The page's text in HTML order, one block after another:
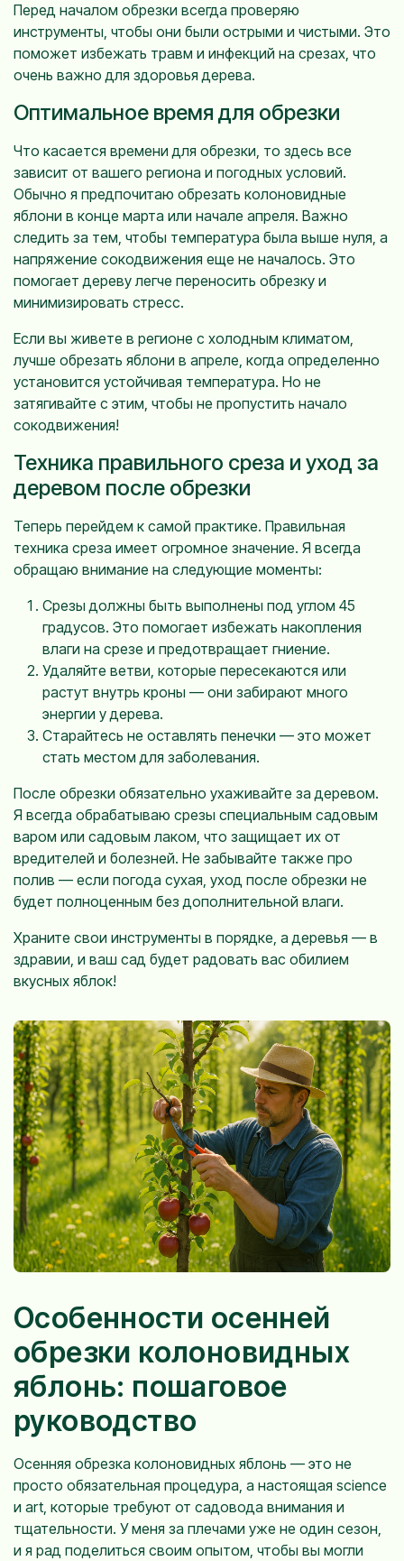
Перед началом обрезки всегда проверяю
инструменты, чтобы они были острыми и чистыми. Это
поможет избежать травм и инфекций на срезах, что
очень важно для здоровья дерева.
Оптимальное время для обрезки
Что касается времени для обрезки, то здесь все
зависит от вашего региона и погодных условий.
Обычно я предпочитаю обрезать колоновидные
яблони в конце марта или начале апреля. Важно
следить за тем, чтобы температура была выше нуля, а
напряжение сокодвижения еще не началось. Это
помогает дереву легче переносить обрезку и
минимизировать стресс.
Если вы живете в регионе с холодным климатом,
лучше обрезать яблони в апреле, когда определенно
установится устойчивая температура. Но не
затягивайте с этим, чтобы не пропустить начало
сокодвижения!
Техника правильного среза и уход за
деревом после обрезки
Теперь перейдем к самой практике. Правильная
техника среза имеет огромное значение. Я всегда
обращаю внимание на следующие моменты:
Срезы должны быть выполнены под углом 45
градусов. Это помогает избежать накопления
влаги на срезе и предотвращает гниение.
Удаляйте ветви, которые пересекаются или
растут внутрь кроны — они забирают много
энергии у дерева.
Старайтесь не оставлять пенечки — это может
стать местом для заболевания.
После обрезки обязательно ухаживайте за деревом.
Я всегда обрабатываю срезы специальным садовым
варом или садовым лаком, что защищает их от
вредителей и болезней. Не забывайте также про
полив — если погода сухая, уход после обрезки не
будет полноценным без дополнительной влаги.
Храните свои инструменты в порядке, а деревья — в
здравии, и ваш сад будет радовать вас обилием
вкусных яблок!
Особенности осенней
обрезки колоновидных
яблонь: пошаговое
руководство
Осенняя обрезка колоновидных яблонь — это не
просто обязательная процедура, а настоящая science
и art, которые требуют от садовода внимания и
тщательности. У меня за плечами уже не один сезон,
и я рад поделиться своим опытом, чтобы вы могли